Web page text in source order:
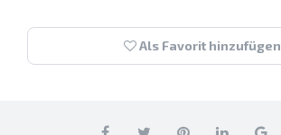
Als Favorit hinzufügen